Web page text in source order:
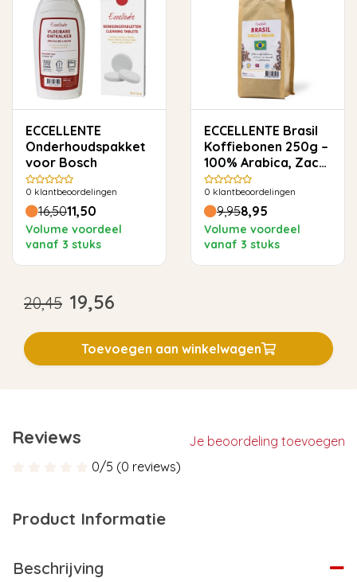
ECCELLENTE
Onderhoudspakket
voor Bosch
0 klantbeoordelingen
16,5011,50
Volume voordeel
vanaf 3 stuks
ECCELLENTE Brasil
Koffiebonen 250g –
100% Arabica, Zacht
& Rond
0 klantbeoordelingen
9,958,95
Volume voordeel
vanaf 3 stuks
20,45 19,56
Toevoegen aan winkelwagen
Reviews
Je beoordeling toevoegen
0/5 (0 reviews)
Product Informatie
Beschrijving